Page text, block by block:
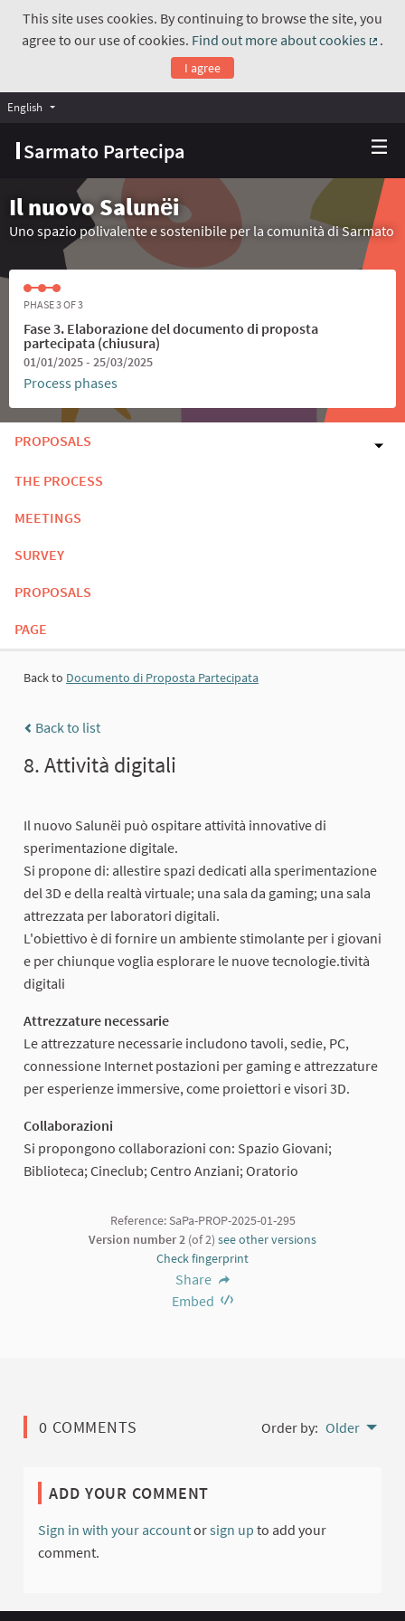
This site uses cookies. By continuing to browse the site, you
agree to our use of cookies. Find out more about cookies
.
I agree
Sarmato Partecipa
English Choose language
Il nuovo Salunёi
Uno spazio polivalente e sostenibile per la comunità di Sarmato
PHASE 3 OF 3
Fase 3. Elaborazione del documento di proposta
partecipata (chiusura)
01/01/2025 - 25/03/2025
Process phases
PROPOSALS
THE PROCESS
MEETINGS
SURVEY
PROPOSALS
PAGE
Back to Documento di Proposta Partecipata
Back to list
8. Attività digitali
Il nuovo Salunëi può ospitare attività innovative di
sperimentazione digitale.
Si propone di: allestire spazi dedicati alla sperimentazione
del 3D e della realtà virtuale; una sala da gaming; una sala
attrezzata per laboratori digitali.
L'obiettivo è di fornire un ambiente stimolante per i giovani
e per chiunque voglia esplorare le nuove tecnologie.tività
digitali
Attrezzature necessarie
Le attrezzature necessarie includono tavoli, sedie, PC,
connessione Internet postazioni per gaming e attrezzature
per esperienze immersive, come proiettori e visori 3D.
Collaborazioni
Si propongono collaborazioni con: Spazio Giovani;
Biblioteca; Cineclub; Centro Anziani; Oratorio
Reference: SaPa-PROP-2025-01-295
Version number 2 (of 2) see other versions
Check fingerprint
Share
Embed
0 COMMENTS Order by: Older
ADD YOUR COMMENT
Sign in with your accountorsign up to add your
comment.